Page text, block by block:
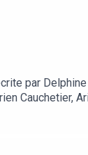
par
Cauchetier,
Delphine
de la